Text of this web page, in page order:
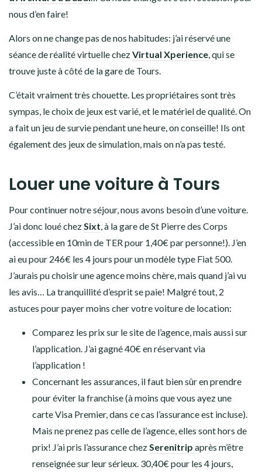
nous d’en faire!
Alors on ne change pas de nos habitudes: j’ai réservé une
séance de réalité virtuelle chezVirtual Xperience, qui se
trouve juste à côté de la gare de Tours.
C’était vraiment très chouette. Les propriétaires sont très
sympas, le choix de jeux est varié, et le matériel de qualité. On
a fait un jeu de survie pendant une heure, on conseille! Ils ont
également des jeux de simulation, mais on n’a pas testé.
Louer une voiture à Tours
Pour continuer notre séjour, nous avons besoin d’une voiture.
J’ai donc loué chezSixt, à la gare de St Pierre des Corps
(accessible en 10min de TER pour 1,40€ par personne!). J’en
ai eu pour 246€ les 4 jours pour un modèle type Fiat 500.
J’aurais pu choisir une agence moins chère, mais quand j’ai vu
les avis… La tranquillité d’esprit se paie! Malgré tout, 2
astuces pour payer moins cher votre voiture de location:
Comparez les prix sur le site de l’agence, mais aussi sur
l’application. J’ai gagné 40€ en réservant via
l’application !
Concernant les assurances, il faut bien sûr en prendre
pour éviter la franchise (à moins que vous ayez une
carte Visa Premier, dans ce cas l’assurance est incluse).
Mais ne prenez pas celle de l’agence, elles sont hors de
prix! J’ai pris l’assurance chezSerenitrip après m’être
renseignée sur leur sérieux. 30,40€ pour les 4 jours,